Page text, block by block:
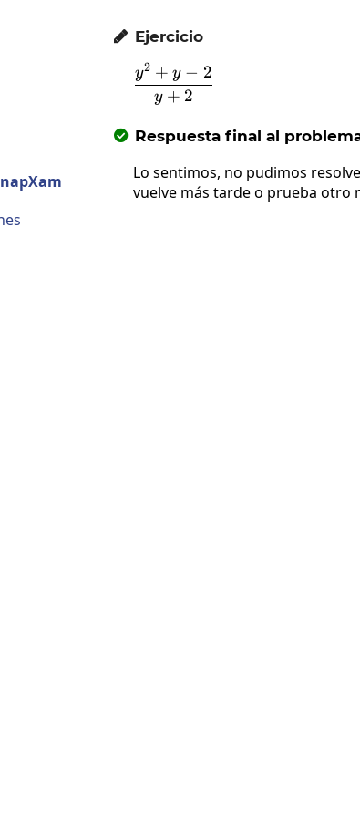
 Ejercicio
\frac{y^2+y-2}{y+2}
y + 2
y2 + y − 2
 Respuesta final al
Lo sentimos, no pudimos
vuelve más tarde o prueba otro